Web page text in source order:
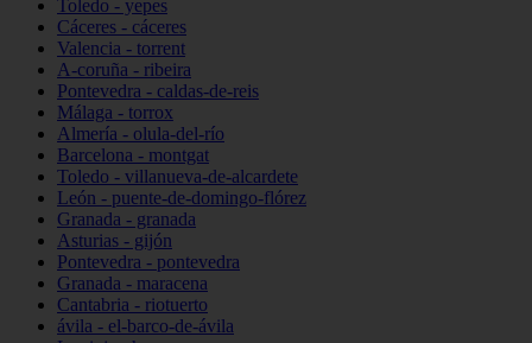
Toledo - yepes
Cáceres - cáceres
Valencia - torrent
A-coruña - ribeira
Pontevedra - caldas-de-reis
Málaga - torrox
Almería - olula-del-río
Barcelona - montgat
Toledo - villanueva-de-alcardete
León - puente-de-domingo-flórez
Granada - granada
Asturias - gijón
Pontevedra - pontevedra
Granada - maracena
Cantabria - riotuerto
ávila - el-barco-de-ávila